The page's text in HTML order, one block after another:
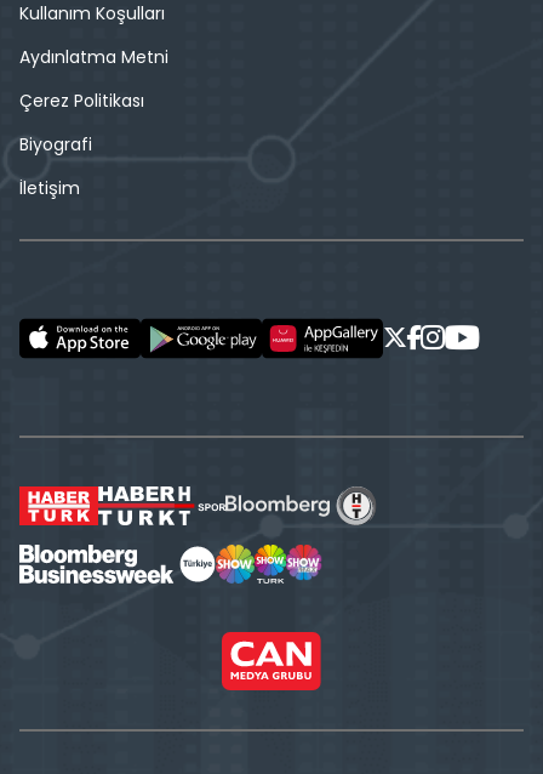
Kullanım Koşulları
Aydınlatma Metni
Çerez Politikası
Biyografi
İletişim